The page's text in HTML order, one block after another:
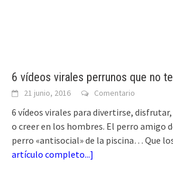
6 vídeos virales perrunos que no
21 junio, 2016 Comentario
6 vídeos virales para divertirse,
o creer en los hombres. El perro amigo
perro «antisocial» de la piscina… Que
artículo completo...]